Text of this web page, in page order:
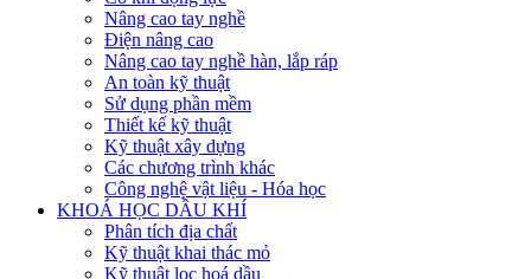
Nâng cao tay nghề
Điện nâng cao
Nâng cao tay nghề hàn, lắp ráp
An toàn kỹ thuật
Sử dụng phần mềm
Thiết kế kỹ thuật
Kỹ thuật xây dựng
Các chương trình khác
Công nghệ vật liệu - Hóa học
KHOÁ HỌC DẦU KHÍ
Phân tích địa chất
Kỹ thuật khai thác mỏ
Kỹ thuật lọc hoá dầu